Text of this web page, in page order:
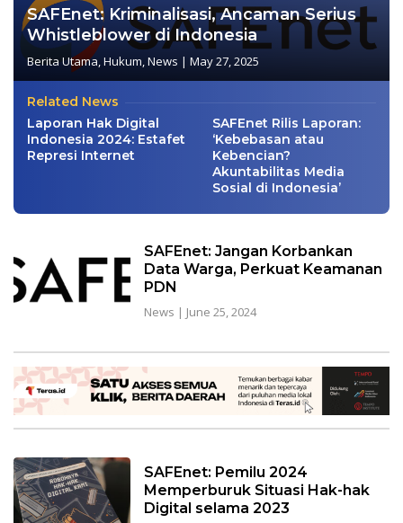
SAFEnet: Kriminalisasi, Ancaman Serius
Whistleblower di Indonesia
Berita Utama,Hukum,News | May 27, 2025
Related News
Laporan Hak Digital
Indonesia 2024: Estafet
Represi Internet
SAFEnet Rilis Laporan:
‘Kebebasan atau
Kebencian?
Akuntabilitas Media
Sosial di Indonesia’
SAFEnet: Jangan Korbankan
Data Warga, Perkuat Keamanan
PDN
News | June 25, 2024
SAFEnet: Pemilu 2024
Memperburuk Situasi Hak-hak
Digital selama 2023